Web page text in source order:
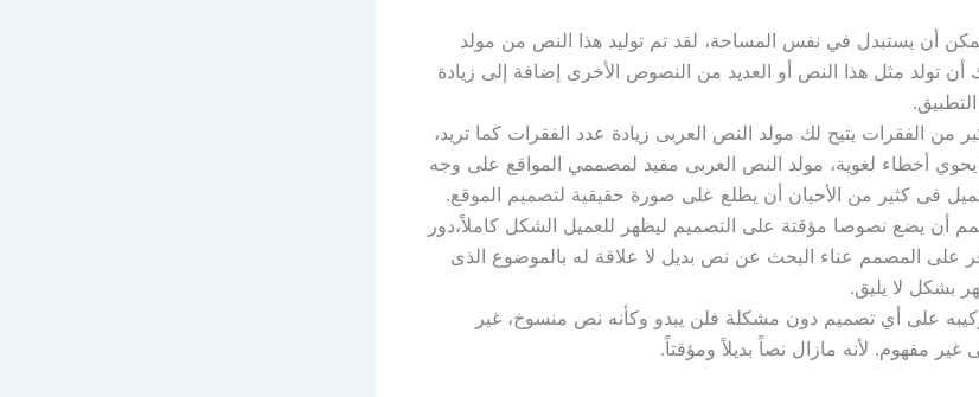
أن يستبدل في نفس المساحة، لقد تم توليد هذا النص من مولد
تولد مثل هذا النص أو العديد من النصوص الأخرى إضافة إلى زيادة
من الفقرات يتيح لك مولد النص العربى زيادة عدد الفقرات كما تريد،
أخطاء لغوية، مولد النص العربى مفيد لمصممي المواقع على وجه
فى كثير من الأحيان أن يطلع على صورة حقيقية لتصميم الموقع.
أن يضع نصوصا مؤقتة على التصميم ليظهر للعميل الشكل كاملاً،دور
على المصمم عناء البحث عن نص بديل لا علاقة له بالموضوع الذى
بشكل لا يليق.
على أي تصميم دون مشكلة فلن يبدو وكأنه نص منسوخ، غير
مفهوم. لأنه مازال نصاً بديلاً ومؤقتاً.